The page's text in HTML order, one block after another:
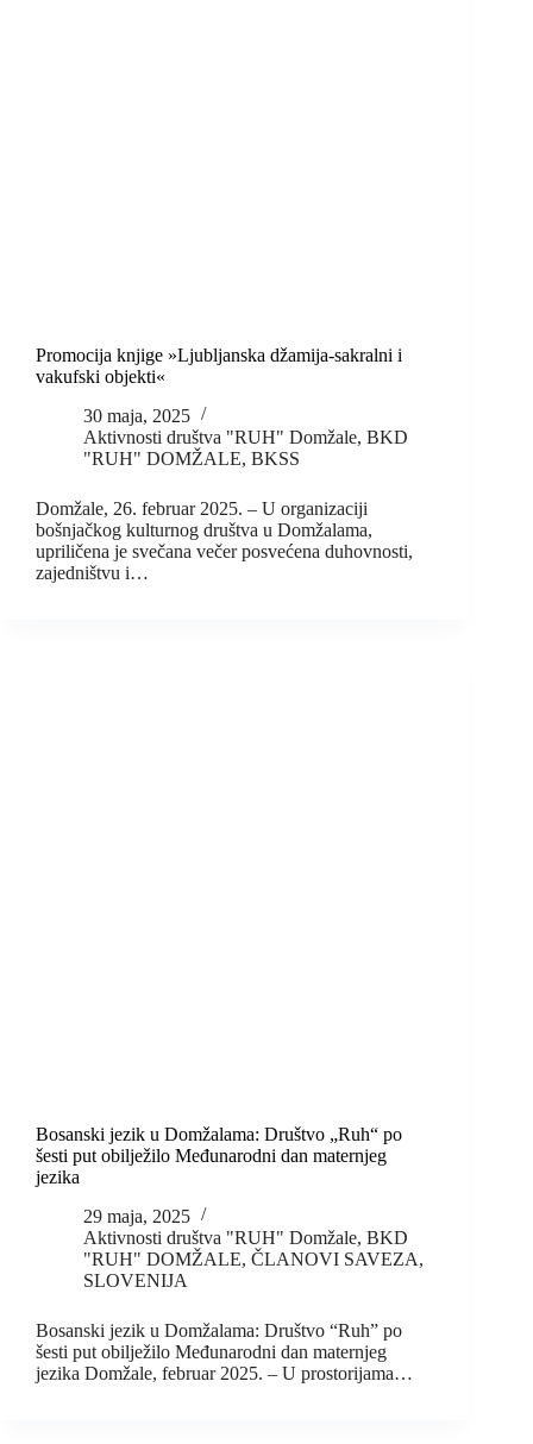
Promocija knjige »Ljubljanska džamija-sakralni i
vakufski objekti«
30 maja, 2025
Aktivnosti društva "RUH" Domžale, BKD
"RUH" DOMŽALE, BKSS
Domžale, 26. februar 2025. – U organizaciji
bošnjačkog kulturnog društva u Domžalama,
upriličena je svečana večer posvećena duhovnosti,
zajedništvu i…
Bosanski jezik u Domžalama: Društvo „Ruh“ po
šesti put obilježilo Međunarodni dan maternjeg
jezika
29 maja, 2025
Aktivnosti društva "RUH" Domžale, BKD
"RUH" DOMŽALE, ČLANOVI SAVEZA,
SLOVENIJA
Bosanski jezik u Domžalama: Društvo “Ruh” po
šesti put obilježilo Međunarodni dan maternjeg
jezika Domžale, februar 2025. – U prostorijama…